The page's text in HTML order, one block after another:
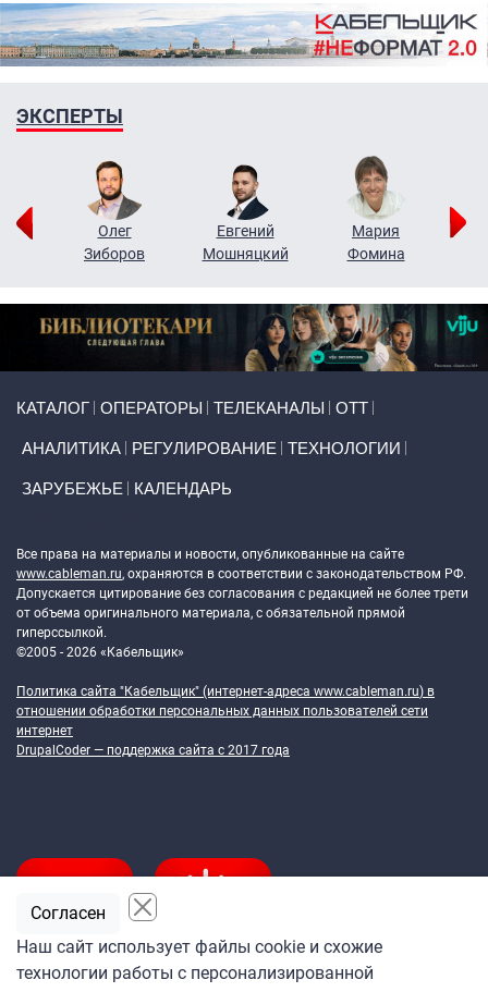
ЭКСПЕРТЫ
Олег
Зиборов
Евгений
Мошняцкий
Мария
Фомина
КАТАЛОГ ОПЕРАТОРЫ ТЕЛЕКАНАЛЫ ОТТ
АНАЛИТИКА РЕГУЛИРОВАНИЕ ТЕХНОЛОГИИ
ЗАРУБЕЖЬЕ КАЛЕНДАРЬ
Все права на материалы и новости, опубликованные на сайте
www.cableman.ru, охраняются в соответствии с законодательством РФ.
Допускается цитирование без согласования с редакцией не более трети
от объема оригинального материала, с обязательной прямой
гиперссылкой.
©2005 - 2026 «Кабельщик»
Политика сайта "Кабельщик" (интернет-адреса www.cableman.ru) в
отношении обработки персональных данных пользователей сети
интернет
DrupalCoder — поддержка сайта c 2017 года
Наш сайт использует файлы cookie и схожие
технологии работы с персонализированной
Согласен